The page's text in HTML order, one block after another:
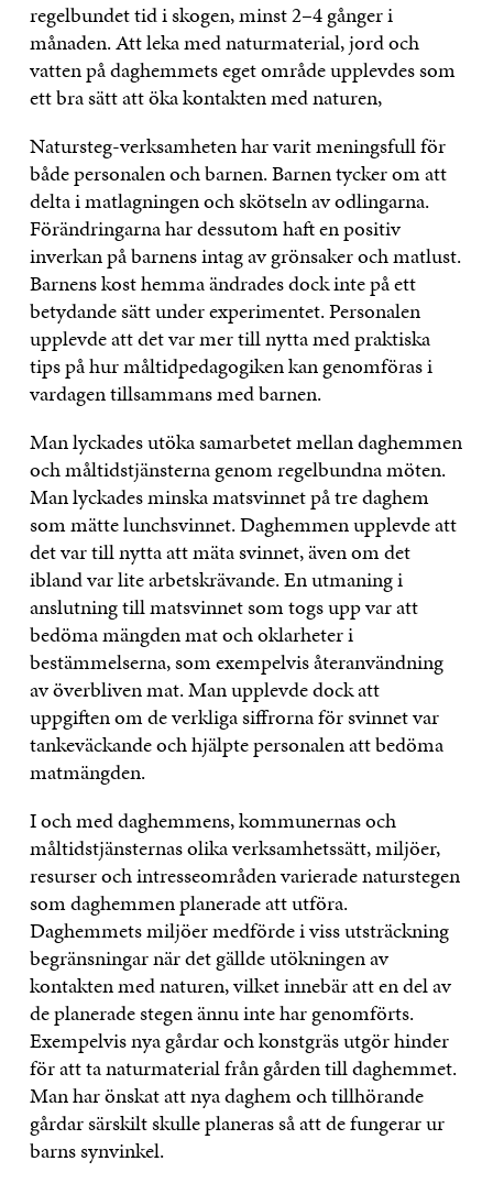
regelbundet tid i skogen, minst 2–4 gånger i
månaden. Att leka med naturmaterial, jord och
vatten på daghemmets eget område upplevdes som
ett bra sätt att öka kontakten med naturen,
Natursteg-verksamheten har varit meningsfull för
både personalen och barnen. Barnen tycker om att
delta i matlagningen och skötseln av odlingarna.
Förändringarna har dessutom haft en positiv
inverkan på barnens intag av grönsaker och matlust.
Barnens kost hemma ändrades dock inte på ett
betydande sätt under experimentet. Personalen
upplevde att det var mer till nytta med praktiska
tips på hur måltidpedagogiken kan genomföras i
vardagen tillsammans med barnen.
Man lyckades utöka samarbetet mellan daghemmen
och måltidstjänsterna genom regelbundna möten.
Man lyckades minska matsvinnet på tre daghem
som mätte lunchsvinnet. Daghemmen upplevde att
det var till nytta att mäta svinnet, även om det
ibland var lite arbetskrävande. En utmaning i
anslutning till matsvinnet som togs upp var att
bedöma mängden mat och oklarheter i
bestämmelserna, som exempelvis återanvändning
av överbliven mat. Man upplevde dock att
uppgiften om de verkliga siffrorna för svinnet var
tankeväckande och hjälpte personalen att bedöma
matmängden.
I och med daghemmens, kommunernas och
måltidstjänsternas olika verksamhetssätt, miljöer,
resurser och intresseområden varierade naturstegen
som daghemmen planerade att utföra.
Daghemmets miljöer medförde i viss utsträckning
begränsningar när det gällde utökningen av
kontakten med naturen, vilket innebär att en del av
de planerade stegen ännu inte har genomförts.
Exempelvis nya gårdar och konstgräs utgör hinder
för att ta naturmaterial från gården till daghemmet.
Man har önskat att nya daghem och tillhörande
gårdar särskilt skulle planeras så att de fungerar ur
barns synvinkel.